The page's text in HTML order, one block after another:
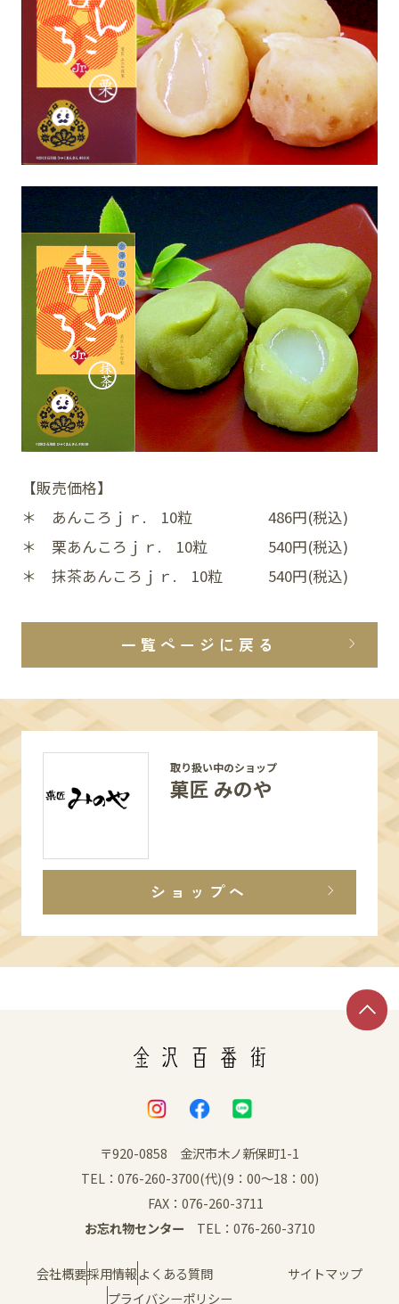
【販売価格】
＊ あんころｊｒ. 10粒 486円(税込)
＊ 栗あんころｊｒ. 10粒 540円(税込)
＊ 抹茶あんころｊｒ. 10粒 540円(税込)
一覧ページに戻る
取り扱い中のショップ
菓匠 みのや
ショップへ
〒920-0858 金沢市木ノ新保町1-1
TEL：076-260-3700(代)(9：00～18：00)
FAX：076-260-3711
お忘れ物センター TEL：076-260-3710
会社概要採用情報よくある質問
サイトマップ
プライバシーポリシー